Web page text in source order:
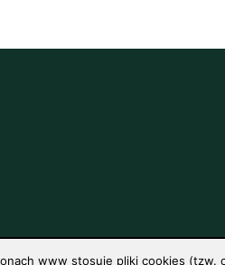
www stosuje pliki cookies